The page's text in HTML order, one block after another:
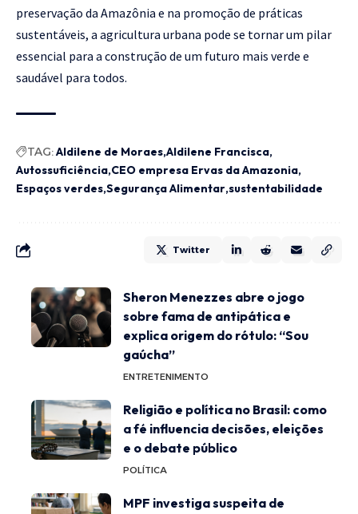
preservação da Amazônia e na promoção de práticas
sustentáveis, a agricultura urbana pode se tornar um pilar
essencial para a construção de um futuro mais verde e
saudável para todos.
TAG:Aldilene de Moraes Aldilene Francisca
Autossuficiência CEO empresa Ervas da Amazonia
Espaços verdes Segurança Alimentar sustentabilidade
Twitter
Sheron Menezzes abre o jogo
sobre fama de antipática e
explica origem do rótulo: “Sou
gaúcha”
ENTRETENIMENTO
Religião e política no Brasil: como
a fé influencia decisões, eleições
e o debate público
POLÍTICA
MPF investiga suspeita de